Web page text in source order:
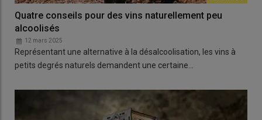
Quatre conseils pour des vins naturellement peu
alcoolisés
12 mars 2025
Représentant une alternative à la désalcoolisation, les vins à
petits degrés naturels demandent une certaine…